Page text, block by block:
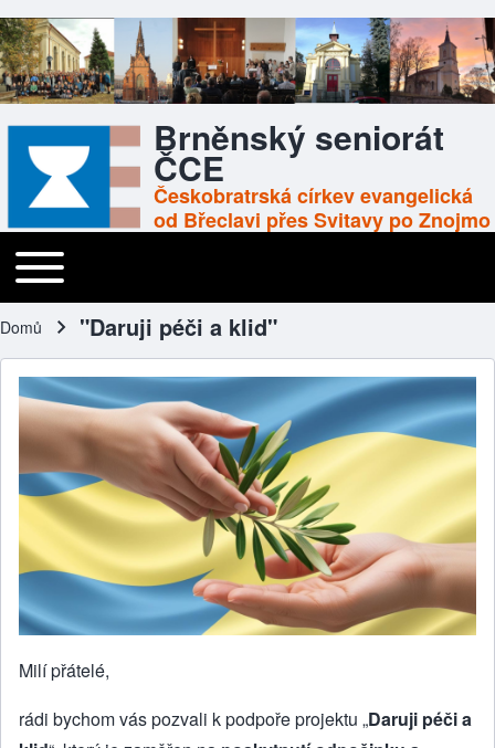
Brněnský seniorát
ČCE
Českobratrská církev evangelická
od Břeclavi přes Svitavy po Znojmo
Main navigation
Toggle main menu
Drobečková navigace
Domů "Daruji péči a klid"
Milí přátelé,
rádi bychom vás pozvali k podpoře projektu „Daruji péči a